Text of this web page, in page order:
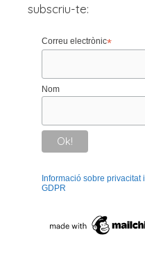
subscriu-te:
Correu electrònic*
Nom
Informació sobre privacitat i
GDPR